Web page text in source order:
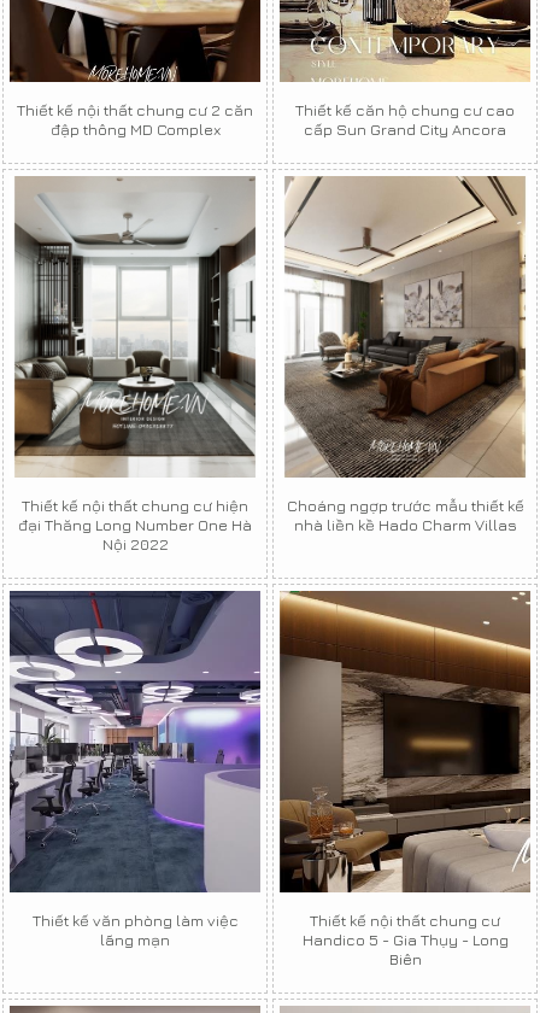
Thiết kế nội thất chung cư 2 căn
đập thông MD Complex
Thiết kế căn hộ chung cư cao
cấp Sun Grand City Ancora
Thiết kế nội thất chung cư hiện
đại Thăng Long Number One Hà
Nội 2022
Choáng ngợp trước mẫu thiết kế
nhà liền kề Hado Charm Villas
Thiết kế văn phòng làm việc
lãng mạn
Thiết kế nội thất chung cư
Handico 5 - Gia Thụy - Long
Biên